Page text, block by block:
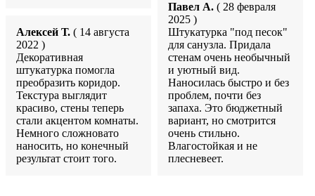
Алексей Т. ( 14 августа
2022 )
Декоративная
штукатурка помогла
преобразить коридор.
Текстура выглядит
красиво, стены теперь
стали акцентом комнаты.
Немного сложновато
наносить, но конечный
результат стоит того.
Павел А. ( 28 февраля
2025 )
Штукатурка "под песок"
для санузла. Придала
стенам очень необычный
и уютный вид.
Наносилась быстро и без
проблем, почти без
запаха. Это бюджетный
вариант, но смотрится
очень стильно.
Влагостойкая и не
плесневеет.